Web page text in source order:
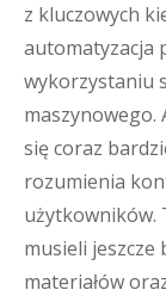
z kluczowych
automatyzacja
wykorzystaniu
maszynowego.
się coraz
rozumienia
użytkowników.
musieli jeszcze
materiałów